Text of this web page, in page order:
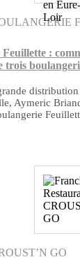
Feuillette :
trois
Aymeric
GO